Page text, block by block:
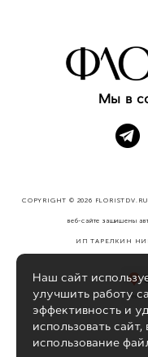
Мы в
COPYRIGHT © 2026
веб-сайте защищены
ИП ТАРЕЛКИН
Наш сайт
улучшить работу
эффективность и
использовать
использование